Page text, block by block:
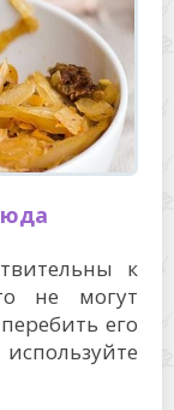
к
не могут
его